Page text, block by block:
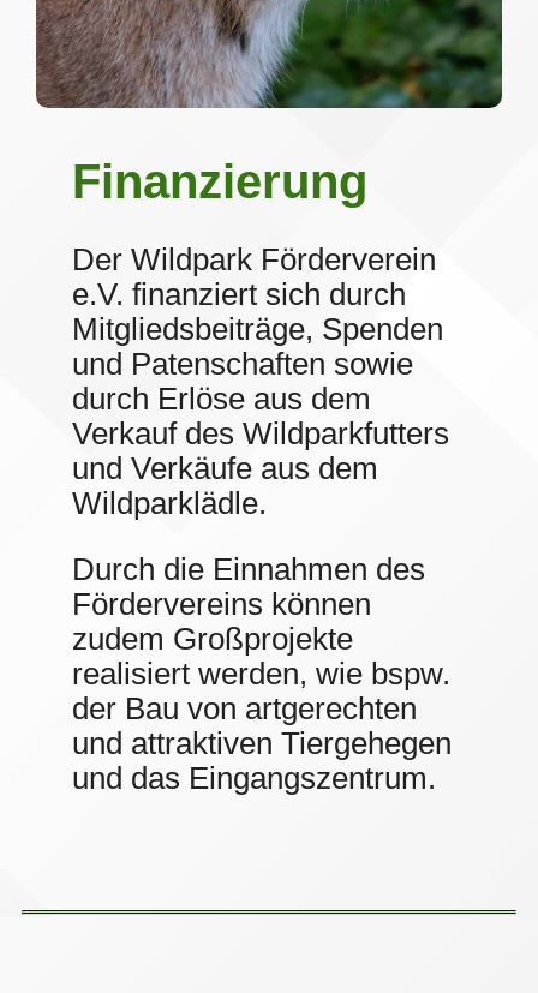
Finanzierung
Der Wildpark Förderverein
e.V. finanziert sich durch
Mitgliedsbeiträge, Spenden
und Patenschaften sowie
durch Erlöse aus dem
Verkauf des Wildparkfutters
und Verkäufe aus dem
Wildparklädle.
Durch die Einnahmen des
Fördervereins können
zudem Großprojekte
realisiert werden, wie bspw.
der Bau von artgerechten
und attraktiven Tiergehegen
und das Eingangszentrum.